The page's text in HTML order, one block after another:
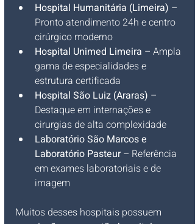
Hospital Humanitária (Limeira) –
Pronto atendimento 24h e centro
cirúrgico moderno
Hospital Unimed Limeira – Ampla
gama de especialidades e
estrutura certificada
Hospital São Luiz (Araras) –
Destaque em internações e
cirurgias de alta complexidade
Laboratório São Marcos e
Laboratório Pasteur – Referência
em exames laboratoriais e de
imagem
Muitos desses hospitais possuem